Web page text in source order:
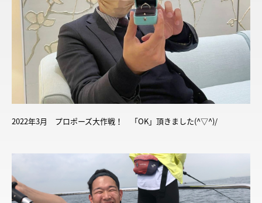
2022年3月 プロポーズ大作戦！ 「OK」頂きました(^▽^)/